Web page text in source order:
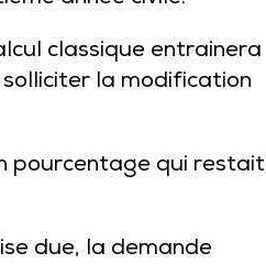
classique entrainera
la modification
pourcentage qui restait
due, la demande